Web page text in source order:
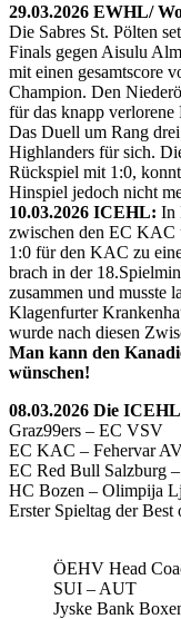
29.03.2026 EWHL/
Die Sabres St. Pölten
Finals gegen Aisulu
mit einen gesamtscore
Champion. Den
für das knapp verlorene
Das Duell um Rang
Highlanders für sich.
Rückspiel mit 1:0,
Hinspiel jedoch nicht
10.03.2026 ICEHL: In
zwischen den EC KAC
1:0 für den KAC zu
brach in der
zusammen und musste
Klagenfurter
wurde nach diesen
Man kann den
wünschen!
08.03.2026 Die
Graz99ers – EC VSV
EC KAC – Fehervar
EC Red Bull Salzburg
HC Bozen – Olimpija
Erster Spieltag der Best
ÖEHV Head
SUI – AUT
Jyske Bank